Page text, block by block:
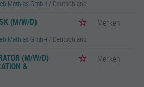
Mathias GmbH / Deutschland
(M/W/D) Merken
Mathias GmbH / Deutschland
(M/W/D)
&
Merken